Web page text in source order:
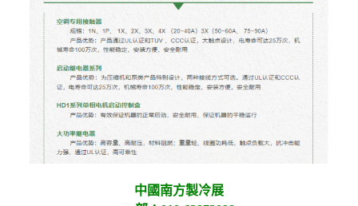
中國南方製冷展